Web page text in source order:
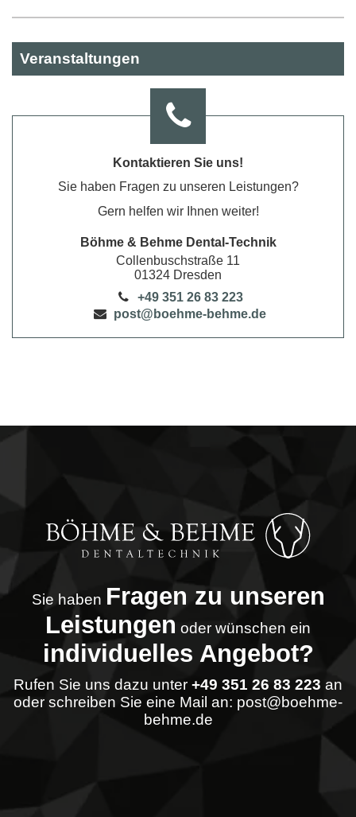
Veranstaltungen
Kontaktieren Sie uns!
Sie haben Fragen zu unseren Leistungen?
Gern helfen wir Ihnen weiter!
Böhme & Behme Dental-Technik
Collenbuschstraße 11
01324 Dresden
+49 351 26 83 223
post@boehme-behme.de
Sie haben Fragen zu unseren
Leistungen oder wünschen ein
individuelles Angebot?
Rufen Sie uns dazu unter +49 351 26 83 223 an
oder schreiben Sie eine Mail an: post@boehme-
behme.de